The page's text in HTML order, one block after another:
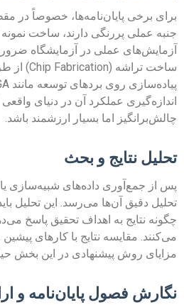
برای برخی پایان‌نامه‌ها، خصوصاً در
آزمایش‌های عملی در آزمایشگاه
اندازه‌گیری عملکرد آن در دنیای
چالش‌برانگیز اما بسیار ارزشمند باشد.
تحلیل نتایج و بحث
پس از جمع‌آوری داده‌های شبیه‌سازی یا
تحلیل دقیق آن‌ها می‌رسد. این تحلیل
چگونه نتایج به اهداف تحقیق پاسخ
می‌کنند. مقایسه نتایج با کارهای
مزایای روش پیشنهادی در این بخش
نگارش فصول پایان‌نامه و